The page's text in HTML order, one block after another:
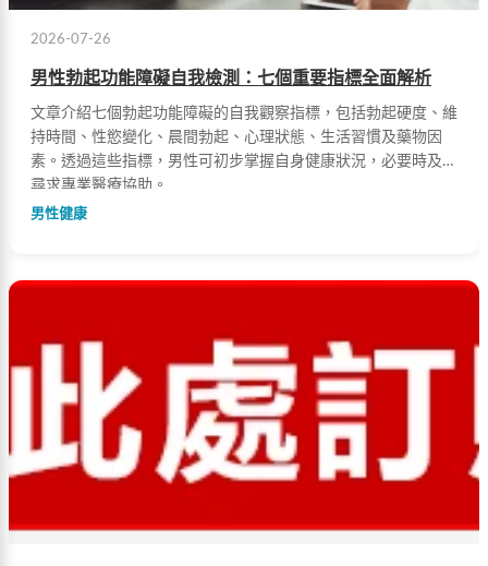
2026-07-26
男性勃起功能障礙自我檢測：七個重要指標全面解析
文章介紹七個勃起功能障礙的自我觀察指標，包括勃起硬度、維
持時間、性慾變化、晨間勃起、心理狀態、生活習慣及藥物因
素。透過這些指標，男性可初步掌握自身健康狀況，必要時及早
尋求專業醫療協助。
男性健康